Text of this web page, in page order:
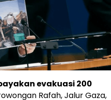
evakuasi 200
Rafah, Jalur Gaza,